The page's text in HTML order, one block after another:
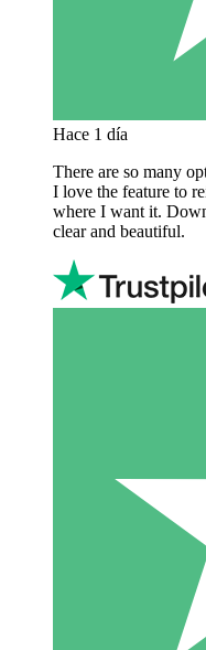
Hace 1 día
There are so many
I love the feature to
where I want it.
clear and beautiful.